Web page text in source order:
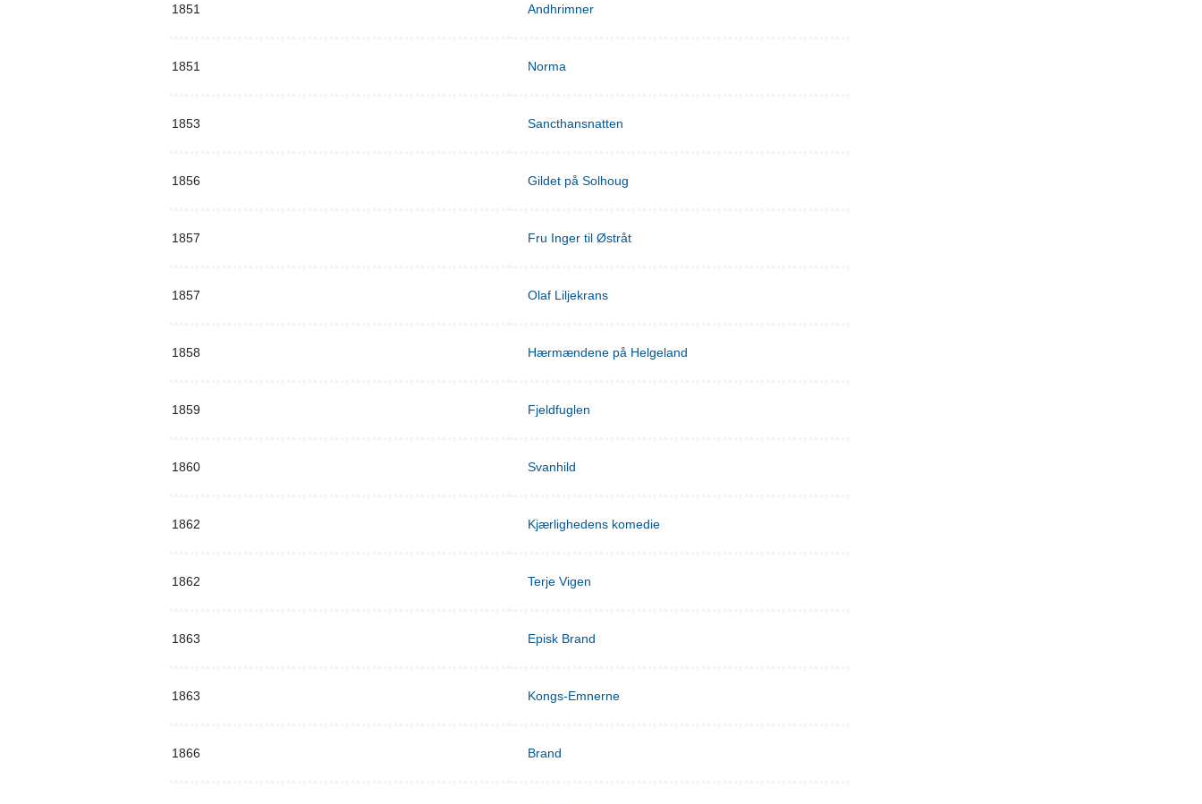
1851 Andhrimner
1851 Norma
1853 Sancthansnatten
1856 Gildet på Solhoug
1857 Fru Inger til Østråt
1857 Olaf Liljekrans
1858 Hærmændene på Helgeland
1859 Fjeldfuglen
1860 Svanhild
1862 Kjærlighedens komedie
1862 Terje Vigen
1863 Episk Brand
1863 Kongs-Emnerne
1866 Brand